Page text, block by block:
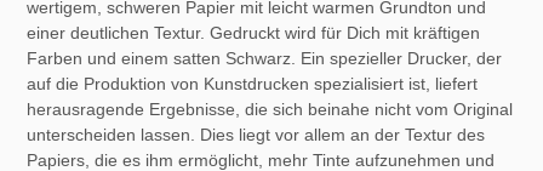
wertigem, schweren Papier mit leicht warmen Grundton und
einer deutlichen Textur. Gedruckt wird für Dich mit kräftigen
Farben und einem satten Schwarz. Ein spezieller Drucker, der
auf die Produktion von Kunstdrucken spezialisiert ist, liefert
herausragende Ergebnisse, die sich beinahe nicht vom Original
unterscheiden lassen. Dies liegt vor allem an der Textur des
Papiers, die es ihm ermöglicht, mehr Tinte aufzunehmen und